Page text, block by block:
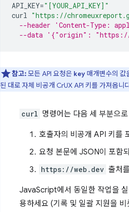
API_KEY="[YOUR_API_KEY]"
curl "https://
--header 'Content-Type:
--data '{"origin": "https://
참고:모든 API 요청은 key 매개변수의 값
된 대로 자체 비공개 CrUX API 키를 가져옵니
curl 명령어는 다음 세 부분으
호출자의 비공개 API 키를
요청 본문에 JSON이 포함
https://web.dev 출처
JavaScript에서 동일한 작업을
용하세요 (기록 및 일괄 지원을